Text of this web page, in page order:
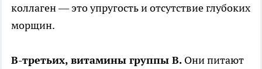
коллаген — это упругость и отсутствие глубоких
морщин.
В-третьих, витамины группы В. Они питают